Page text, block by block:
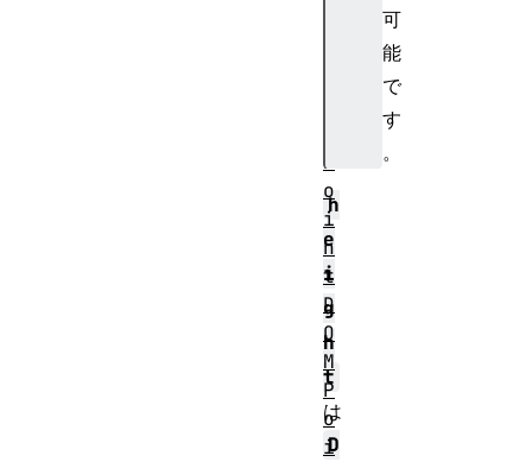
可
能
で
す
。
h
e
i
g
h
t
は
D
P
o
i
n
t
D
O
M
P
o
i